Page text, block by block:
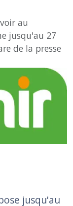
au
jusqu'au 27
de la presse
jusqu'au